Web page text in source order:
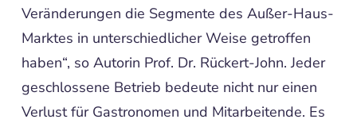
Veränderungen die Segmente des Außer-Haus-
Marktes in unterschiedlicher Weise getroffen
haben“, so Autorin Prof. Dr. Rückert-John. Jeder
geschlossene Betrieb bedeute nicht nur einen
Verlust für Gastronomen und Mitarbeitende. Es